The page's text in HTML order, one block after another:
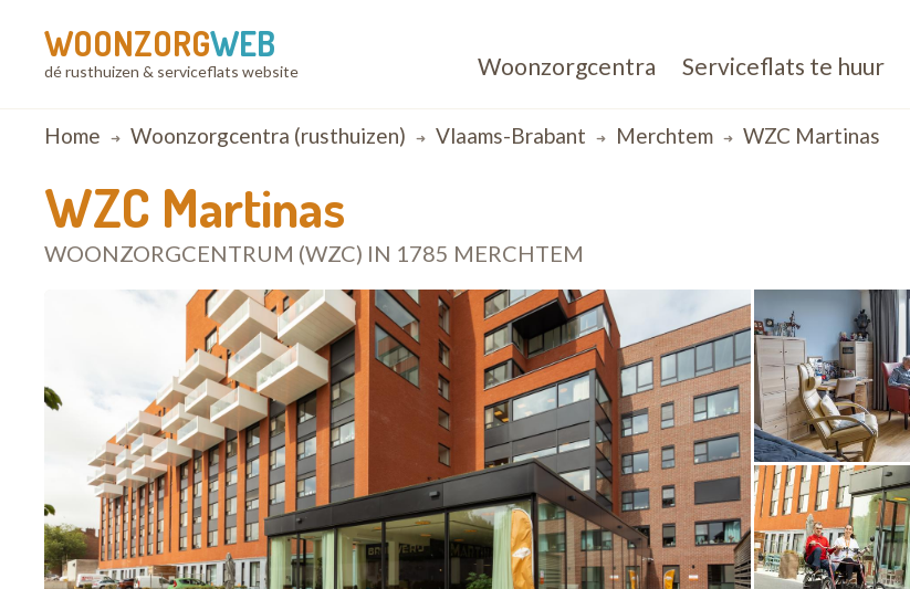
WOONZORGWEB
dé rusthuizen & serviceflats website Woonzorgcentra Serviceflats te huur
Breadcrumb
Home Woonzorgcentra (rusthuizen) Vlaams-Brabant Merchtem WZC Martinas
WZC Martinas
WOONZORGCENTRUM (WZC) IN 1785 MERCHTEM